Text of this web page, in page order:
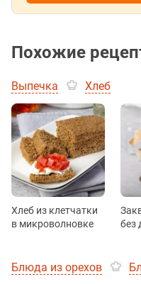
Похожие
Выпечка Хлеб
Хлеб из клетчатки
в микроволновке
без
Блюда из орехов